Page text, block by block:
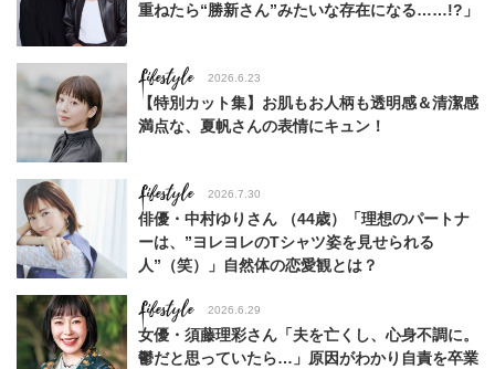
重ねたら“勝新さん”みたいな存在になる……!?」
Lifestyle 2026.6.23
【特別カット集】お肌もお人柄も透明感＆清潔感
満点な、夏帆さんの表情にキュン！
Lifestyle 2026.7.30
俳優・中村ゆりさん （44歳）「理想のパートナ
ーは、”ヨレヨレのTシャツ姿を見せられる
人”（笑）」自然体の恋愛観とは？
Lifestyle 2026.6.29
女優・須藤理彩さん「夫を亡くし、心身不調に。
鬱だと思っていたら…」原因がわかり自責を卒業